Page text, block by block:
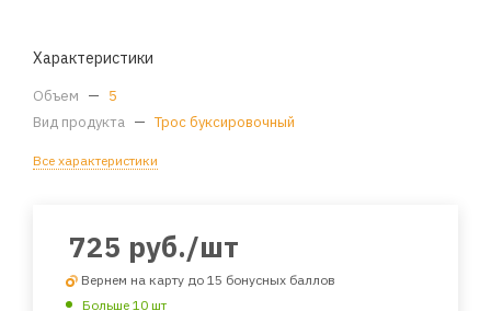
Характеристики
Объем — 5
Вид продукта — Трос буксировочный
Все характеристики
725 руб./шт
Вернем на карту до 15 бонусных баллов
Больше 10 шт